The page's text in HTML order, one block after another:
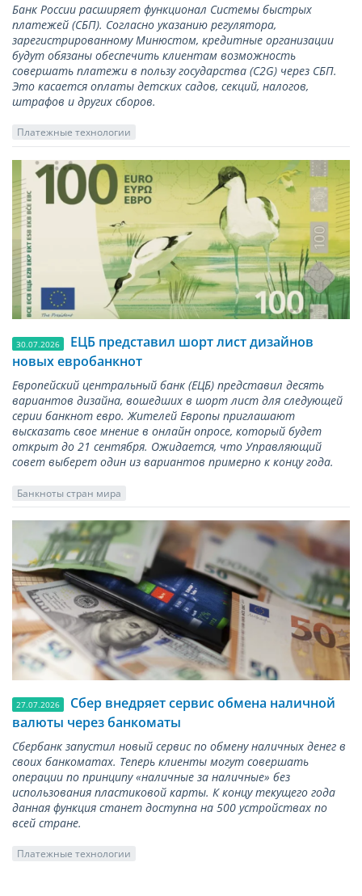
Банк России расширяет функционал Системы быстрых
платежей (СБП). Согласно указанию регулятора,
зарегистрированному Минюстом, кредитные организации
будут обязаны обеспечить клиентам возможность
совершать платежи в пользу государства (С2G) через СБП.
Это касается оплаты детских садов, секций, налогов,
штрафов и других сборов.
Платежные технологии
30.07.2026
ЕЦБ представил шорт лист дизайнов
новых евробанкнот
Европейский центральный банк (ЕЦБ) представил десять
вариантов дизайна, вошедших в шорт лист для следующей
серии банкнот евро. Жителей Европы приглашают
высказать свое мнение в онлайн опросе, который будет
открыт до 21 сентября. Ожидается, что Управляющий
совет выберет один из вариантов примерно к концу года.
Банкноты стран мира
27.07.2026
Сбер внедряет сервис обмена наличной
валюты через банкоматы
Сбербанк запустил новый сервис по обмену наличных денег в
своих банкоматах. Теперь клиенты могут совершать
операции по принципу «наличные за наличные» без
использования пластиковой карты. К концу текущего года
данная функция станет доступна на 500 устройствах по
всей стране.
Платежные технологии